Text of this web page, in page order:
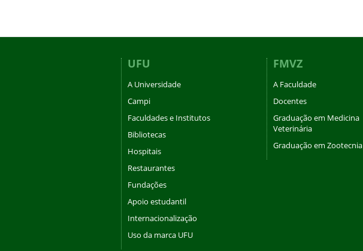
UFU
A Universidade
Campi
Faculdades e Institutos
Bibliotecas
Hospitais
Restaurantes
Fundações
Apoio estudantil
Internacionalização
Uso da marca UFU
FMVZ
A Faculdade
Docentes
Graduação em Medicina
Veterinária
Graduação em Zootecnia